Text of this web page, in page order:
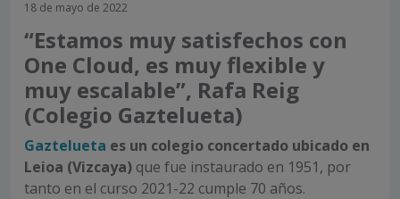
18 de mayo de 2022
“Estamos muy satisfechos con
One Cloud, es muy flexible y
muy escalable”, Rafa Reig
(Colegio Gaztelueta)
Gaztelueta es un colegio concertado ubicado en
Leioa (Vizcaya) que fue instaurado en 1951, por
tanto en el curso 2021-22 cumple 70 años.